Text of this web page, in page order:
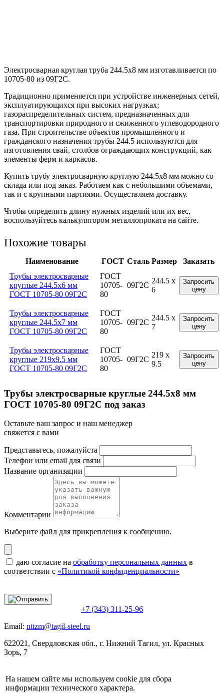
Электросварная круглая труба 244.5х8 мм изготавливается по
10705-80 из 09Г2С.
Традиционно применяется при устройстве инженерных сетей,
эксплуатирующихся при высоких нагрузках;
газораспределительных систем, предназначенных для
транспортировки природного и сжиженного углеводородного
газа. При строительстве объектов промышленного и
гражданского назначения трубы 244.5 используются для
изготовления свай, столбов ограждающих конструкций, как
элементы ферм и каркасов.
Купить трубу электросварную круглую 244.5х8 мм можно со
склада или под заказ. Работаем как с небольшими объемами,
так и с крупными партиями. Осуществляем доставку.
Чтобы определить длину нужных изделий или их вес,
воспользуйтесь калькулятором металлопроката на сайте.
Похожие товары
Наименование ГОСТ Сталь Размер
Заказать
Трубы электросварные
круглые 244.5x6 мм
ГОСТ 10705-80 09Г2С
ГОСТ
10705-
80
09Г2С
244.5 x
6
Запросить
цену
Трубы электросварные
круглые 244.5x7 мм
ГОСТ 10705-80 09Г2С
ГОСТ
10705-
80
09Г2С
244.5 x
7
Запросить
цену
Трубы электросварные
круглые 219x9.5 мм
ГОСТ 10705-80 09Г2С
ГОСТ
10705-
80
09Г2С
219 x
9.5
Запросить
цену
Трубы электросварные круглые 244.5x8 мм
ГОСТ 10705-80 09Г2С под заказ
Оставьте ваш запрос и наш менеджер
свяжется с вами
Представьтесь, пожалуйста
Телефон или email для связи
Название организации
Комментарии
Выберите файл для прикрепления к сообщению.
даю согласие на обработку персональных данных в
соответствии с «Политикой конфиденциальности»
+7 (343) 311-25-96
Email: nttzm@tagil-steel.ru
622021, Свердловская обл., г. Нижний Тагил, ул. Красных
Зорь, 7
На нашем сайте мы используем cookie для сбора
информации технического характера.